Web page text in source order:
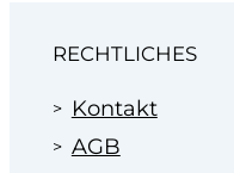
im Bereich
Autohäusern
RECHTLICHES
Kontakt
AGB